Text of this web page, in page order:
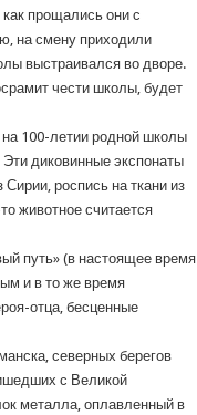
прощались они с
на смену приходили
выстраивался во дворе.
чести школы, будет
100-летии родной школы
диковинные экспонаты
роспись на ткани из
животное считается
путь» (в настоящее время
и в то же время
отца, бесценные
северных берегов
с Великой
металла, оплавленный в